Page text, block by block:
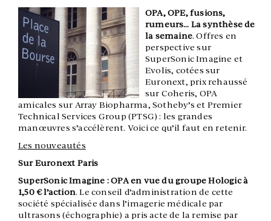
OPA, OPE, fusions,
rumeurs… La synthèse de
la semaine. Offres en
perspective sur
SuperSonic Imagine et
Evolis, cotées sur
Euronext, prix rehaussé
sur Coheris, OPA
amicales sur Array Biopharma, Sotheby’s et Premier
Technical Services Group (PTSG) : les grandes
manœuvres s’accélèrent. Voici ce qu’il faut en retenir.
Les nouveautés
Sur Euronext Paris
SuperSonic Imagine : OPA en vue du groupe Hologic à
1,50 € l’action. Le conseil d’administration de cette
société spécialisée dans l’imagerie médicale par
ultrasons (échographie) a pris acte de la remise par